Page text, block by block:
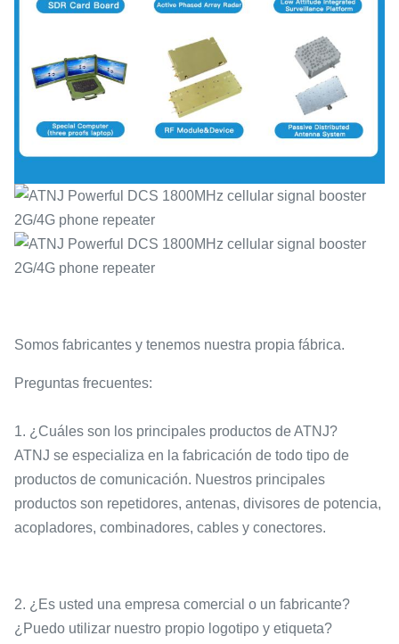
Somos fabricantes y tenemos nuestra propia fábrica.
Preguntas frecuentes:
1. ¿Cuáles son los principales productos de ATNJ?
ATNJ se especializa en la fabricación de todo tipo de
productos de comunicación. Nuestros principales
productos son repetidores, antenas, divisores de potencia,
acopladores, combinadores, cables y conectores.
2. ¿Es usted una empresa comercial o un fabricante?
¿Puedo utilizar nuestro propio logotipo y etiqueta?